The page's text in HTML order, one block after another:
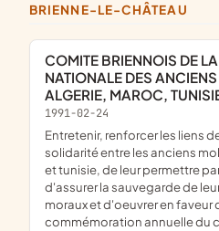
BRIENNE-LE-CHÂTEAU
COMITE BRIENNOIS DE LA FEDERATION
NATIONALE DES
ALGERIE, MAROC,
1991-02-24
entretenir, renforcer les liens de camraderie et de
solidarité entre les anciens
et tunisie, de leur permettre
d'assurer la sauvegarde de
moraux et d'oeuvrer en faveur
commémoration annuelle du